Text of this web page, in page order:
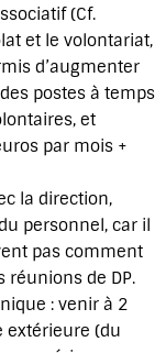
(Cf.
et le volontariat,
d’augmenter
postes à temps
et
par mois +
la direction,
personnel, car il
pas comment
réunions de DP.
: venir à 2
extérieure (du